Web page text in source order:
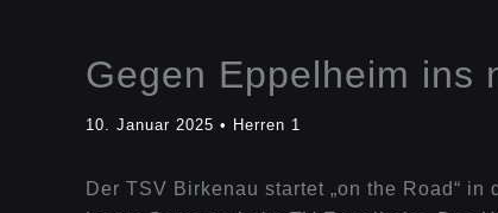
Gegen Eppelheim ins
10. Januar 2025 • Herren 1
Der TSV Birkenau startet „on the Road“